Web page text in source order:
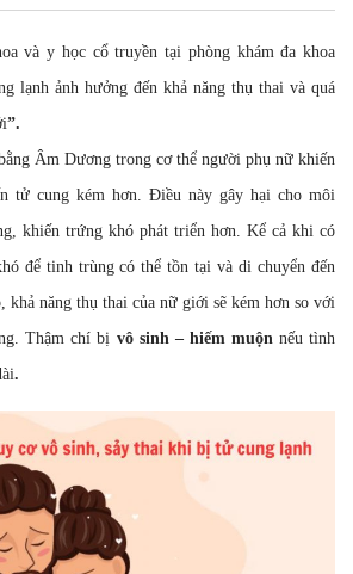
và y học cổ truyền tại phòng khám đa khoa
lạnh ảnh hưởng đến khả năng thụ thai và quá
”.
Âm Dương trong cơ thể người phụ nữ khiến
tử cung kém hơn. Điều này gây hại cho môi
khiến trứng khó phát triển hơn. Kể cả khi có
để tinh trùng có thể tồn tại và di chuyển đến
năng thụ thai của nữ giới sẽ kém hơn so với
Thậm chí bị vô sinh – hiếm muộnnếu tình
.